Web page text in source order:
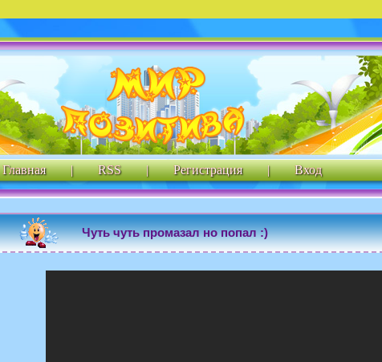
Главная | RSS | Регистрация | Вход
Чуть чуть промазал но попал :)